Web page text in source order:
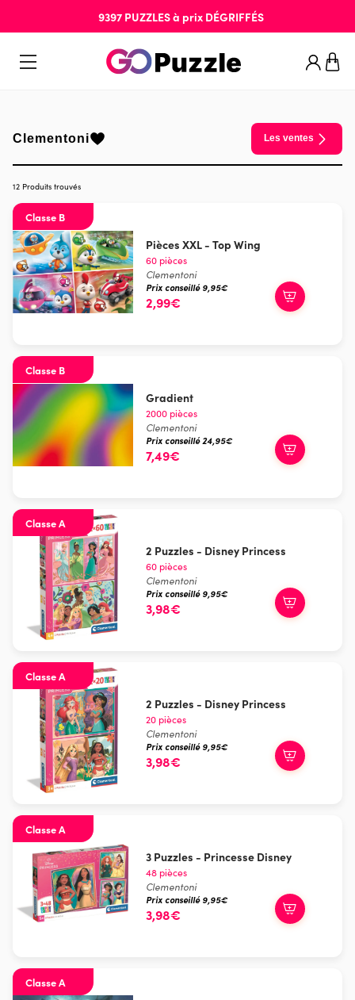
9397 PUZZLESà prix DÉGRIFFÉS
Clementoni Les ventes
12 Produits trouvés
Classe B
Pièces XXL - Top Wing
60 pièces
Clementoni
Prix conseillé 9,95€
2,99€
Classe B
Gradient
2000 pièces
Clementoni
Prix conseillé 24,95€
7,49€
Classe A
2 Puzzles - Disney Princess
60 pièces
Clementoni
Prix conseillé 9,95€
3,98€
Classe A
2 Puzzles - Disney Princess
20 pièces
Clementoni
Prix conseillé 9,95€
3,98€
Classe A
3 Puzzles - Princesse Disney
48 pièces
Clementoni
Prix conseillé 9,95€
3,98€
Classe A